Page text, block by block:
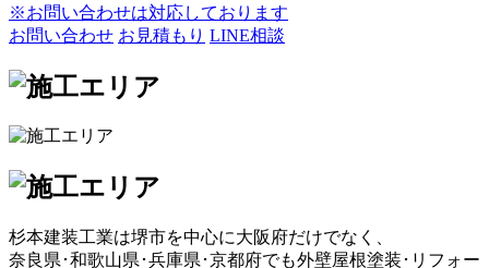
※お問い合わせは対応しております
お問い合わせ お見積もり LINE相談
杉本建装工業は堺市を中心に大阪府だけでなく、
奈良県･和歌山県･兵庫県･京都府でも外壁屋根塗装･リフォー